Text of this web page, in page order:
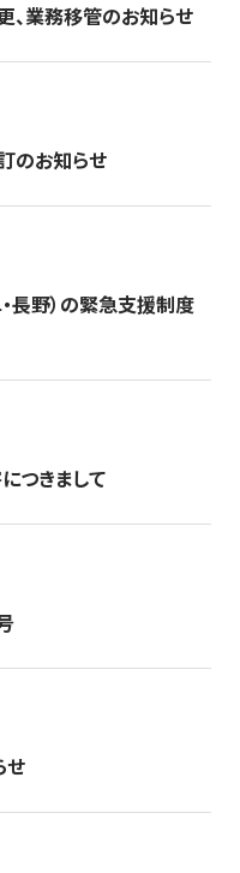
、業務移管のお知らせ
のお知らせ
長野）の緊急支援制度
つきまして
せ